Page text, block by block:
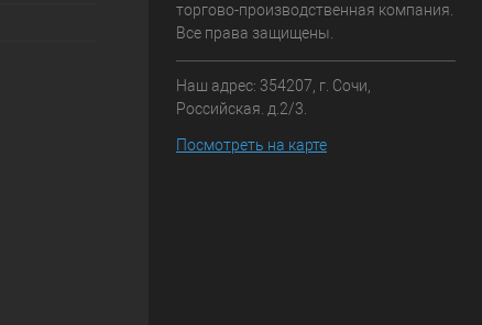
торгово-производственная компания.
Все права защищены.
Наш адрес: 354207, г. Сочи,
Российская. д.2/3.
Посмотреть на карте